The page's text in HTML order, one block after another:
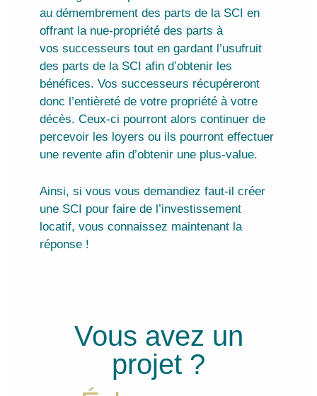
au démembrement des parts de la SCI en
offrant la nue-propriété des parts à
vos successeurs tout en gardant l’usufruit
des parts de la SCI afin d’obtenir les
bénéfices. Vos successeurs récupéreront
donc l’entièreté de votre propriété à votre
décès. Ceux-ci pourront alors continuer de
percevoir les loyers ou ils pourront effectuer
une revente afin d’obtenir une plus-value.
Ainsi, si vous vous demandiez faut-il créer
une SCI pour faire de l’investissement
locatif, vous connaissez maintenant la
réponse !
Vous avez un
projet ?